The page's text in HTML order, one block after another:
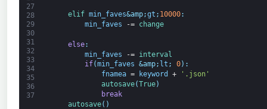
27
28
29
30
31
32
33
34
35
36
37
elif min_faves&amp;gt ; 10000:
min_faves
-= change
else:
min_faves
-=
interval
if(min_faves &amp; lt ; 0) :
fnamea = keyword +
'.json'
autosave(True)
break
autosave( )